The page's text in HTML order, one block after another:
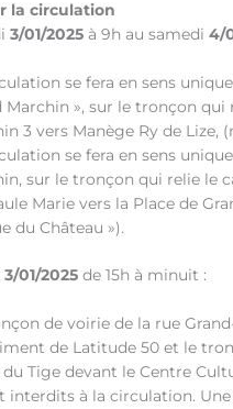
la circulation
3/01/2025 à 9h au samedi4/
se fera en sens
Marchin », sur le tronçon qui
3 vers Manège Ry de Lize,
se fera en sens
sur le tronçon qui relie le
Marie vers la Place de
du Château »).
3/01/2025 de 15h à minuit :
de voirie de la rue
de Latitude 50 et le
du Tige devant le Centre
interdits à la circulation. Une